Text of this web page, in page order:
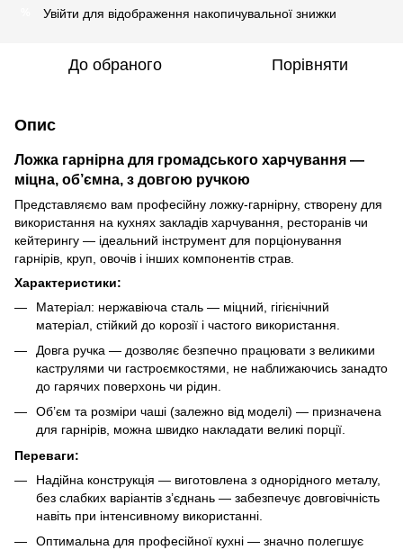
Увійти для відображення накопичувальної знижки
До обраного Порівняти
Опис
Ложка гарнірна для громадського харчування —
міцна, об’ємна, з довгою ручкою
Представляємо вам професійну ложку-гарнірну, створену для
використання на кухнях закладів харчування, ресторанів чи
кейтерингу — ідеальний інструмент для порціонування
гарнірів, круп, овочів і інших компонентів страв.
Характеристики:
Матеріал: нержавіюча сталь — міцний, гігієнічний
матеріал, стійкий до корозії і частого використання.
Довга ручка — дозволяє безпечно працювати з великими
каструлями чи гастроємкостями, не наближаючись занадто
до гарячих поверхонь чи рідин.
Об’єм та розміри чаші (залежно від моделі) — призначена
для гарнірів, можна швидко накладати великі порції.
Переваги:
Надійна конструкція — виготовлена з однорідного металу,
без слабких варіантів з’єднань — забезпечує довговічність
навіть при інтенсивному використанні.
Оптимальна для професійної кухні — значно полегшує